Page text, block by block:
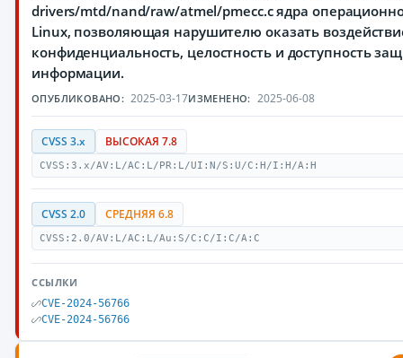
drivers/mtd/nand/raw/atmel/pmecc.c ядра
Linux, позволяющая нарушителю оказать
конфиденциальность, целостность и доступность
информации.
ОПУБЛИКОВАНО: 2025-03-17ИЗМЕНЕНО: 2025-06-08
CVSS 3.x ВЫСОКАЯ 7.8
CVSS:3.x/AV:L/AC:L/PR:L/UI:N/S:U/C:H/I:H/A:H
CVSS 2.0 СРЕДНЯЯ 6.8
CVSS:2.0/AV:L/AC:L/Au:S/C:C/I:C/A:C
ССЫЛКИ
CVE-2024-56766
CVE-2024-56766